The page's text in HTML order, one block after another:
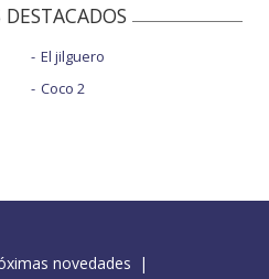
El jilguero
Coco 2
novedades